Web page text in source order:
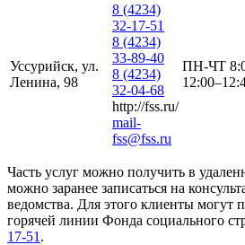
Уссурийск, ул.
Ленина, 98
8 (4234)
32-17-51
8 (4234)
33-89-40
8 (4234)
32-04-68
http://fss.ru/
mail-
fss@fss.ru
ПН-ЧТ
Часть услуг можно получить в
можно заранее записаться на
ведомства. Для этого клиенты могут
горячей линии Фонда социального
17-51 .